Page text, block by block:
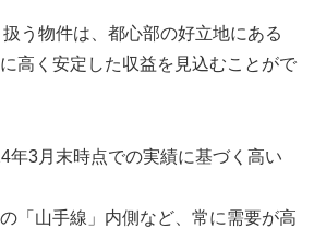
う物件は、都心部の好立地にある
高く安定した収益を見込むことがで
年3月末時点での実績に基づく高い
「山手線」内側など、常に需要が高